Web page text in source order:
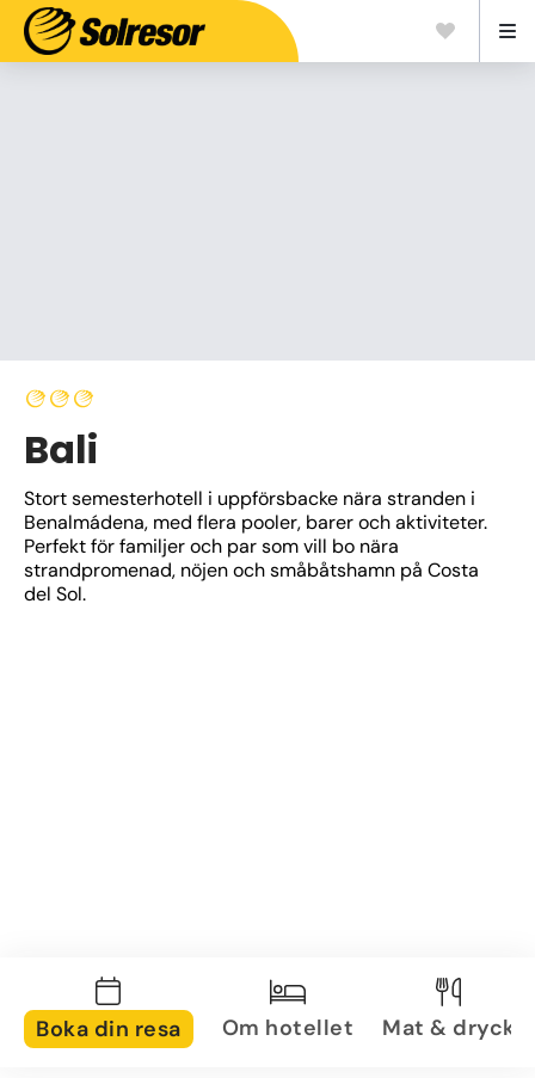
Bali
Stort semesterhotell i uppförsbacke nära stranden i
Benalmádena, med flera pooler, barer och aktiviteter.
Perfekt för familjer och par som vill bo nära
strandpromenad, nöjen och småbåtshamn på Costa
del Sol.
Boka din resa Om hotellet Mat & dryck